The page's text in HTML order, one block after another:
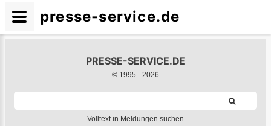
PRESSE-SERVICE.DE
© 1995 - 2026
Volltext in Meldungen suchen
presse-service.de